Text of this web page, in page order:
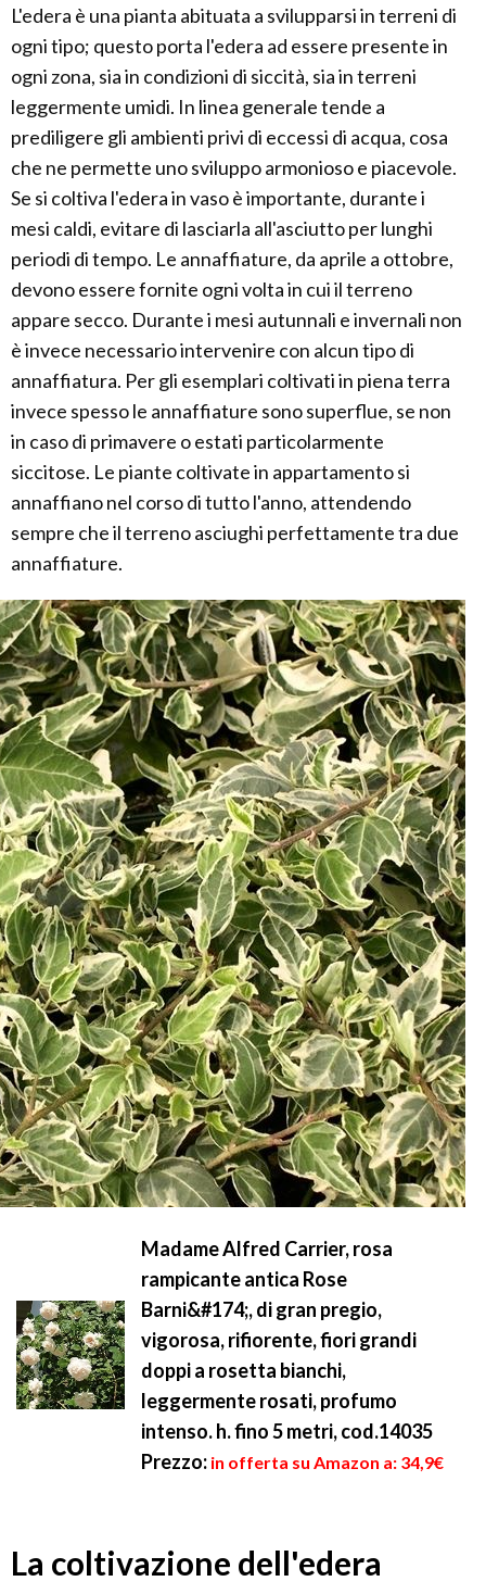
L'edera è una pianta abituata a svilupparsi in terreni di
ogni tipo; questo porta l'edera ad essere presente in
ogni zona, sia in condizioni di siccità, sia in terreni
leggermente umidi. In linea generale tende a
prediligere gli ambienti privi di eccessi di acqua, cosa
che ne permette uno sviluppo armonioso e piacevole.
Se si coltiva l'edera in vaso è importante, durante i
mesi caldi, evitare di lasciarla all'asciutto per lunghi
periodi di tempo. Le annaffiature, da aprile a ottobre,
devono essere fornite ogni volta in cui il terreno
appare secco. Durante i mesi autunnali e invernali non
è invece necessario intervenire con alcun tipo di
annaffiatura. Per gli esemplari coltivati in piena terra
invece spesso le annaffiature sono superflue, se non
in caso di primavere o estati particolarmente
siccitose. Le piante coltivate in appartamento si
annaffiano nel corso di tutto l'anno, attendendo
sempre che il terreno asciughi perfettamente tra due
annaffiature.
Madame Alfred Carrier, rosa
rampicante antica Rose
Barni&#174;, di gran pregio,
vigorosa, rifiorente, fiori grandi
doppi a rosetta bianchi,
leggermente rosati, profumo
intenso. h. fino 5 metri, cod.14035
Prezzo: in offerta su Amazon a: 34,9€
La coltivazione dell'edera